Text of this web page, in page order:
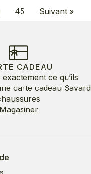
45 Suivant »
CADEAU
ce qu’ils
carte cadeau Savard
Magasiner